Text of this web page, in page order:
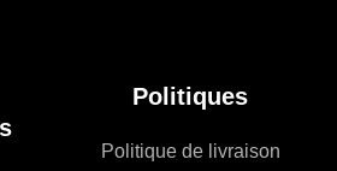
Politiques
Politique de livraison